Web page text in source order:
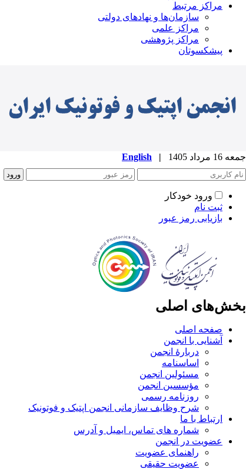
مراکز مرتبط
سازمان‌ها و نهادهای دولتی
مراکز علمی
مراکز پژوهشی
پیشکسوتان
جمعه 16 مرداد 1405 |
English
ورود خودکار
ثبت نام
بازیابی رمز عبور
بخش‌های اصلی
صفحه اصلی
آشنایی با انجمن
دربارۀ انجمن
اساسنامه
مسئولین انجمن
مؤسسین انجمن
روزنامه رسمی
شرح وظایف سازمانی انجمن اپتیک و فوتونیک
ارتباط با ما
شماره های تماس، ایمیل و آدرس
عضویت در انجمن
راهنمای عضویت
عضویت حقیقی